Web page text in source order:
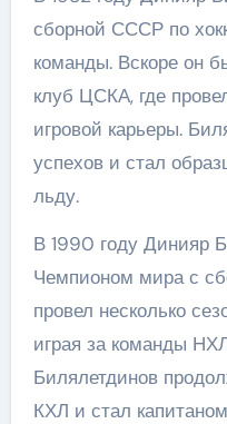
сборной СССР по
команды. Вскоре он
клуб ЦСКА, где
игровой карьеры.
успехов и стал
льду.
В 1990 году Динияр
Чемпионом мира с
провел несколько
играя за команды
Билялетдинов
КХЛ и стал